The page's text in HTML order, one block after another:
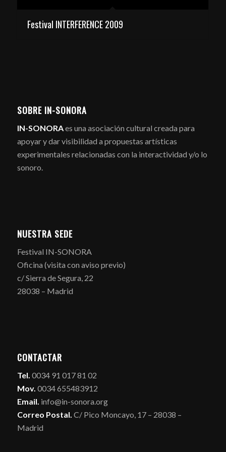
Festival INTERFERENCE 2009
SOBRE IN-SONORA
IN-SONORAes una asociación cultural creada para
apoyar y dar visibilidad a propuestas artísticas
experimentales relacionadas con la interactividad y/o lo
sonoro.
NUESTRA SEDE
Festival IN-SONORA
Oficina (visita con aviso previo)
c/ Sierra de Segura, 22
28038 – Madrid
CONTACTAR
Tel. 0034 91 017 81 02
Mov. 0034 655483912
Email. info@in-sonora.org
Correo Postal. C/ Pico Moncayo, 17 – 28038 –
Madrid